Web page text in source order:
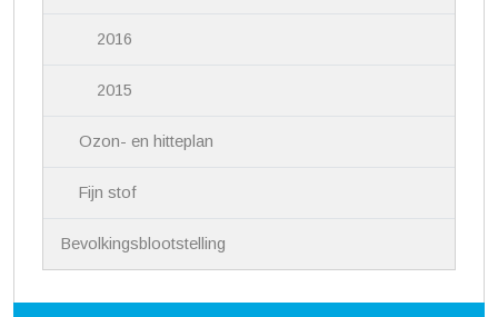
2016
2015
Ozon- en hitteplan
Fijn stof
Bevolkingsblootstelling